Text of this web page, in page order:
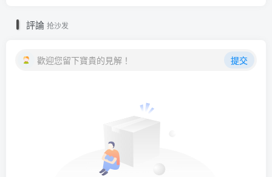
評論 抢沙发
歡迎您留下寶貴的見解！ 提交